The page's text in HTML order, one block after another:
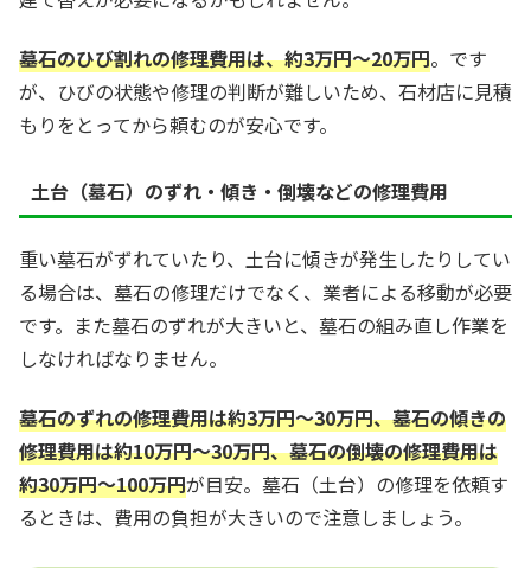
墓石のひび割れの修理費用は、約3万円〜20万円。です
が、ひびの状態や修理の判断が難しいため、石材店に見積
もりをとってから頼むのが安心です。
土台（墓石）のずれ・傾き・倒壊などの修理費用
重い墓石がずれていたり、土台に傾きが発生したりしてい
る場合は、墓石の修理だけでなく、業者による移動が必要
です。また墓石のずれが大きいと、墓石の組み直し作業を
しなければなりません。
墓石のずれの修理費用は約3万円〜30万円、墓石の傾きの
修理費用は約10万円〜30万円、墓石の倒壊の修理費用は
約30万円〜100万円が目安。墓石（土台）の修理を依頼す
るときは、費用の負担が大きいので注意しましょう。